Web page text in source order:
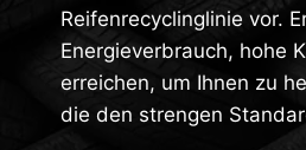
Reifenrecyclinglinie vor.
Energieverbrauch, hohe
erreichen, um Ihnen zu
die den strengen